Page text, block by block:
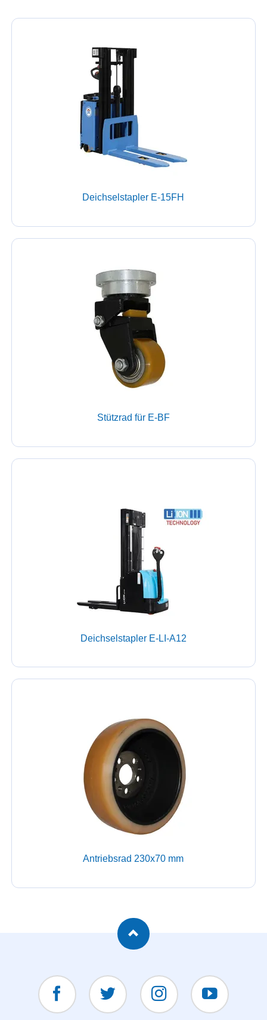
Deichselstapler E-15FH
Stützrad für E-BF
Deichselstapler E-LI-A12
Antriebsrad 230x70 mm